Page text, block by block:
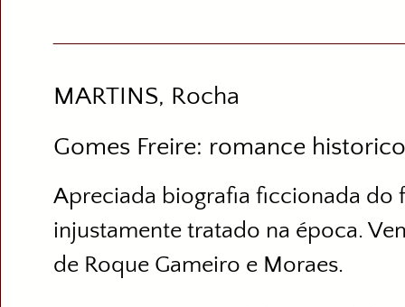
MARTINS, Rocha
Gomes Freire: romance
Apreciada biografia ficcionada do
injustamente tratado na época.
de Roque Gameiro e Moraes.